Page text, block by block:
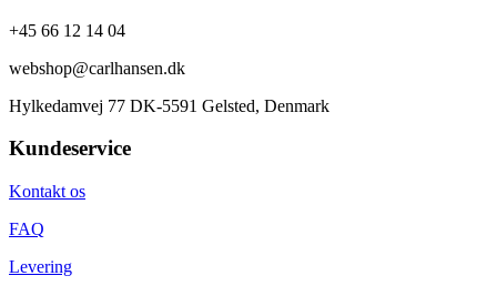
+45 66 12 14 04
webshop@carlhansen.dk
Hylkedamvej 77 DK-5591 Gelsted, Denmark
Kundeservice
Kontakt os
FAQ
Levering